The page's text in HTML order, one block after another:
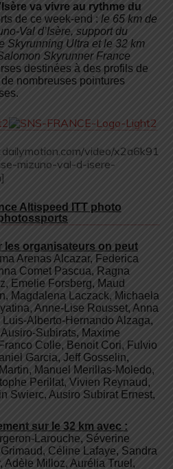
va vivre au rythme du
de ce week-end : le 65 km de
Val d’Isère, support du
Skyrunning Ultra et le 32 km
Skyrunner France
destinées à des profils de
nombreuses pointures
video/x2a6k91
mizuno-val-d-isere-
les organisateurs on peut
Arenas Alcazar, Federica
Comet Pascua, Ragna
Emelie Forsberg, Maud
Magdalena Laczack, Michaela
Anne-Lise Rousset, Anna
Alberto-Hernando Alzaga,
Subirats, Maxime
Franco Colle, Benoit Cori, Fulvio
Garcia, Jeff Gosselin,
Manuel Merillas-Moledo,
Perillat, Vivien Reynaud,
Swierc, Ausiro Subirat Ernest,
sur le 32 km avec :
Larouche, Séverine
Céline Lafaye, Sandra
Adèle Milloz, Aurélia Truel,